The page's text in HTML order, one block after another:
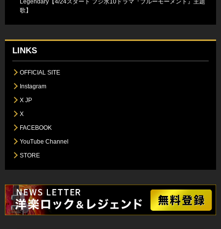
Legendary【4/24スタート フジ水10ドラマ『ブルーモーメント』主題
歌】
LINKS
OFFICIAL SITE
Instagram
X JP
X
FACEBOOK
YouTube Channel
STORE